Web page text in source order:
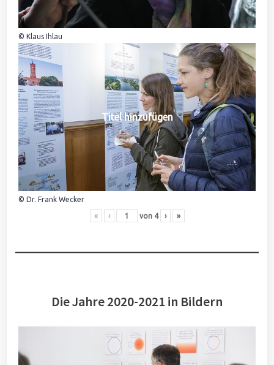
© Klaus Ihlau
Titel hinzufügen
© Dr. Frank Wecker
« ‹ von 4 › »
Die Jahre 2020-2021 in Bildern